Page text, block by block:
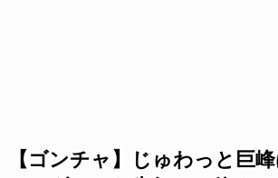
【ゴンチャ】じゅわっと巨